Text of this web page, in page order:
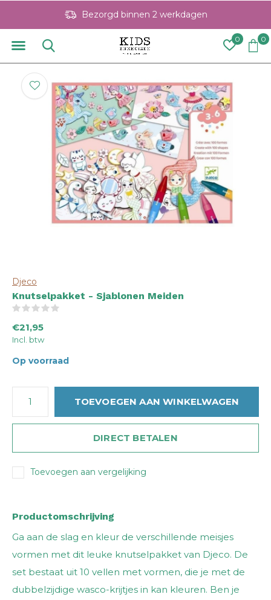
0 0
Bezorgd binnen 2 werkdagen
Djeco
Knutselpakket - Sjablonen Meiden
€21,95
Incl. btw
Op voorraad
TOEVOEGEN AAN WINKELWAGEN
DIRECT BETALEN
Toevoegen aan vergelijking
Productomschrijving
Ga aan de slag en kleur de verschillende meisjes
vormen met dit leuke knutselpakket van Djeco. De
set bestaat uit 10 vellen met vormen, die je met de
dubbelzijdige wasco-krijtjes in kan kleuren. Ben je